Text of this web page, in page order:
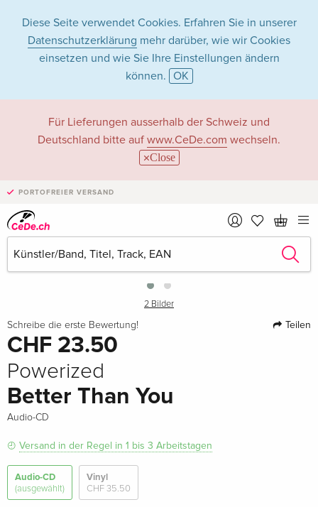
Diese Seite verwendet Cookies. Erfahren Sie in unserer
Datenschutzerklärung mehr darüber, wie wir Cookies
einsetzen und wie Sie Ihre Einstellungen ändern
können. OK
Für Lieferungen ausserhalb der Schweiz und
Deutschland bitte auf www.CeDe.com wechseln.
Close
PORTOFREIER VERSAND
2 Bilder
Schreibe die erste Bewertung! Teilen
CHF 23.50
Powerized
Better Than You
Audio-CD
Versand in der Regel in 1 bis 3 Arbeitstagen
Audio-CD
(ausgewählt)
Vinyl
CHF 35.50